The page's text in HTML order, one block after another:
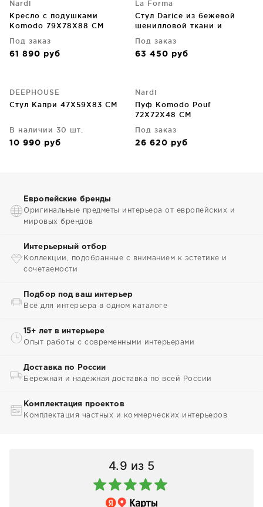
Nardi
Кресло с подушками
Komodo 79X78X88 CM
Под заказ
61 890 руб
La Forma
Стул Darice из бежевой
шенилловой ткани и
под орех FSC 100%
56X56X81 CM
Под заказ
63 450 руб
DEEPHOUSE
Стул Капри 47X59X83 CM
В наличии 30 шт.
10 990 руб
Nardi
Пуф Komodo Pouf
72X72X48 CM
Под заказ
26 620 руб
Европейские бренды
Оригинальные предметы интерьера от европейских и
мировых брендов
Интерьерный отбор
Коллекции, подобранные с вниманием к эстетике и
сочетаемости
Подбор под ваш интерьер
Всё для интерьера в одном каталоге
15+ лет в интерьере
Опыт работы с современными интерьерами
Доставка по России
Бережная и надежная доставка по всей России
Комплектация проектов
Комплектация частных и коммерческих интерьеров
4.9 из 5